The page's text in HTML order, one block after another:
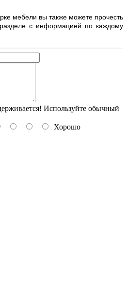
мебели вы также можете прочесть
с информацией по каждому
Используйте обычный
Хорошо